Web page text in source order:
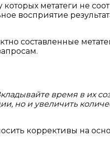
метатеги не
восприятие
составленные
время в их
но и увеличить
коррективы на